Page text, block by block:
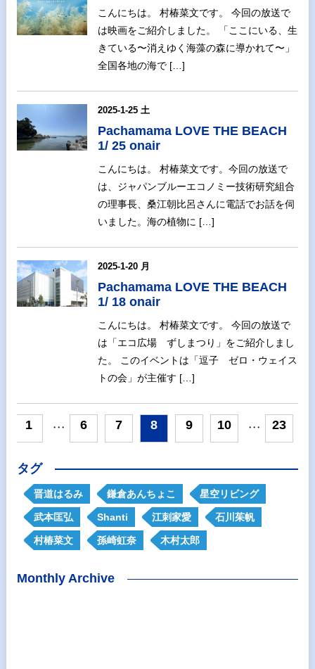
こんにちは。 村椿菜文です。 今回の放送で
は映画をご紹介しました。 「ここにいる、生
きている〜消えゆく海藻の森に導かれて〜」
全国各地の海で […]
2025-1-25 土
Pachamama LOVE THE BEACH
1/ 25 onair
こんにちは。 村椿菜文です。今回の放送で
は、ジャパンブルーエコノミー技術研究組合
の理事長、桑江朝比呂さんに電話でお話を伺
いました。海の植物に […]
2025-1-20 月
Pachamama LOVE THE BEACH
1/ 18 onair
こんにちは。 村椿菜文です。 今回の放送で
は「エコ広場 ずしまつり」をご紹介しまし
た。 このイベントは「逗子 ゼロ・ウェイス
トの会」が主催す […]
1 ・・・ 6 7 8 9 10 ・・・ 23
タグ
晋道はるみ 鎌倉あんちょこ 星空リビング
武本匡弘 Shanti 江刺家愛 石川茱帆
村椿菜文 孫崎虹奈 木村太郎
Monthly Archive